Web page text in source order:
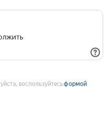
воспользуйтесьформой